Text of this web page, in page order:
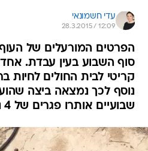
עדי חשמונאי
28.3.2015 / 12:09
הפרטים המורעלים של
סוף השבוע בעין עבדת.
קריטי לבית החולים לחיות
נוסף לכך נמצאה ביצה
שבועיים אותרו פגרים של 4 נשרים ליד מושב קשת